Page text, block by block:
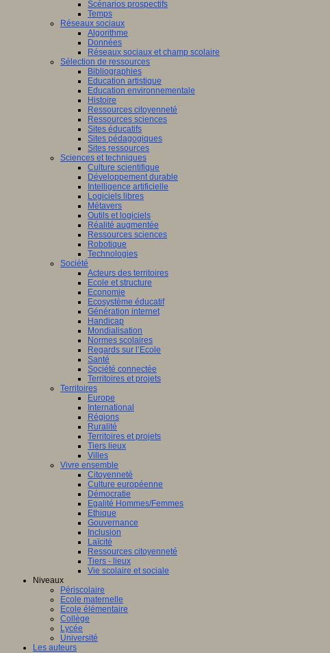
Scénarios prospectifs
Temps
Réseaux sociaux
Algorithme
Données
Réseaux sociaux et champ scolaire
Sélection de ressources
Bibliographies
Education artistique
Education environnementale
Histoire
Ressources citoyenneté
Ressources sciences
Sites éducatifs
Sites pédagogiques
Sites ressources
Sciences et techniques
Culture scientifique
Développement durable
Intelligence artificielle
Logiciels libres
Métavers
Outils et logiciels
Réalité augmentée
Ressources sciences
Robotique
Technologies
Société
Acteurs des territoires
Ecole et structure
Economie
Ecosystème éducatif
Génération internet
Handicap
Mondialisation
Normes scolaires
Regards sur l’Ecole
Santé
Société connectée
Territoires et projets
Territoires
Europe
International
Régions
Ruralité
Territoires et projets
Tiers lieux
Villes
Vivre ensemble
Citoyenneté
Culture européenne
Démocratie
Egalité Hommes/Femmes
Ethique
Gouvernance
Inclusion
Laïcité
Ressources citoyenneté
Tiers - lieux
Vie scolaire et sociale
Niveaux
Périscolaire
Ecole maternelle
Ecole élémentaire
Collège
Lycée
Université
Les auteurs